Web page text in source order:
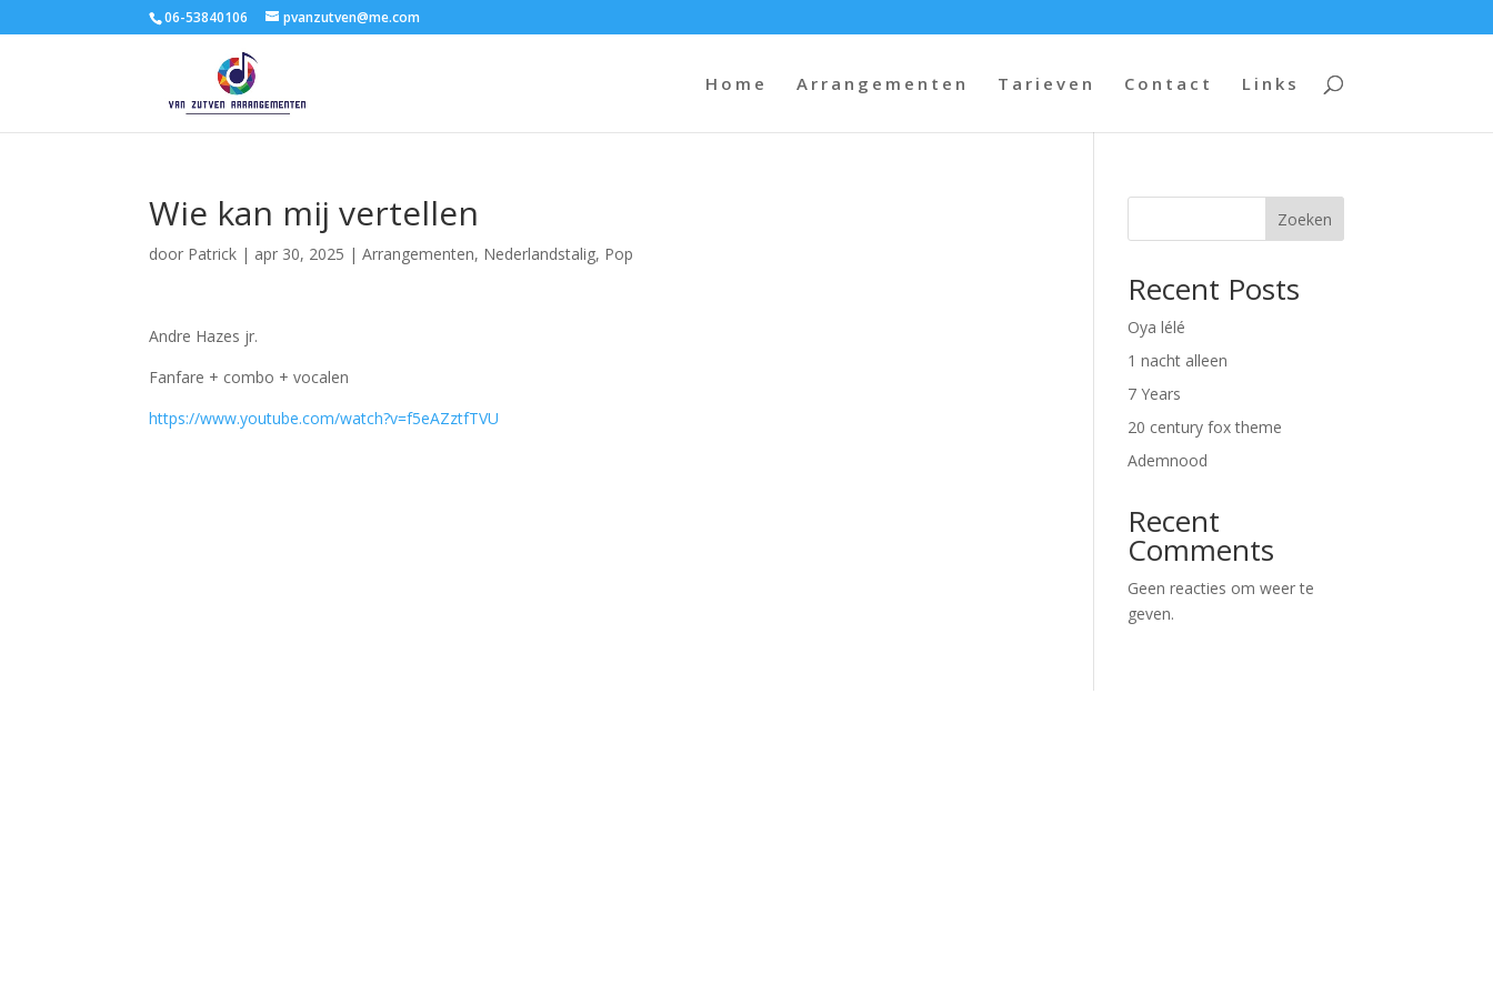
06-53840106 pvanzutven@me.com
Home Arrangementen Tarieven Contact Links
Wie kan mij vertellen
door Patrick | apr 30, 2025 |Arrangementen, Nederlandstalig, Pop
Andre Hazes jr.
Fanfare + combo + vocalen
https://www.youtube.com/watch?v=f5eAZztfTVU
Zoeken
Recent Posts
Oya lélé
1 nacht alleen
7 Years
20 century fox theme
Ademnood
Recent
Comments
Geen reacties om weer te
geven.